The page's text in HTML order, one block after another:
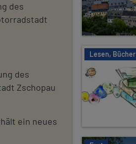
des
des
Zschopau
ein neues
Lesen, Bücher